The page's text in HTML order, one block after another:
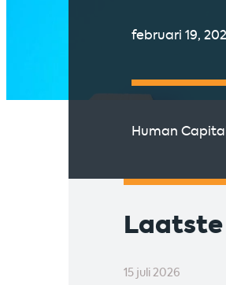
februari 19,
Human
15 juli 2026